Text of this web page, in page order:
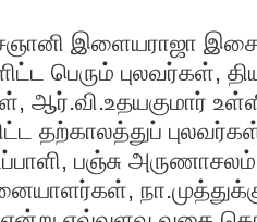
இளையராஜா
பெரும் புலவர்கள்,
ஆர்.வி.உதயகுமார்
தற்காலத்துப்
பஞ்சு